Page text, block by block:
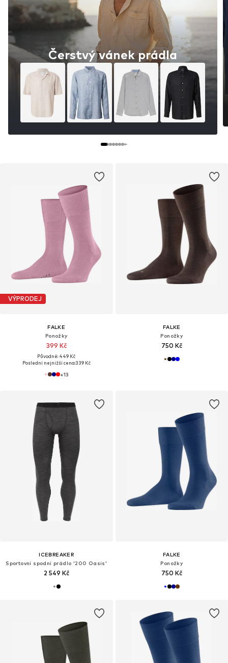
Čerstvý vánek prádla
VÝPRODEJ
FALKE
Ponožky
399 Kč
Původně: 449 Kč
Poslední nejnižší cena:339 Kč
+13
FALKE
Ponožky
750 Kč
ICEBREAKER
Sportovní spodní prádlo '200 Oasis'
2 549 Kč
FALKE
Ponožky
750 Kč